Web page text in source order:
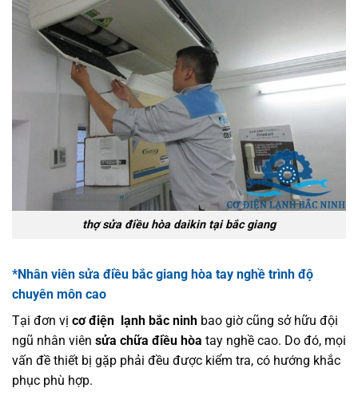
thợ sửa điều hòa daikin tại bắc giang
*Nhân viên sửa điều bắc giang hòa tay nghề trình độ
chuyên môn cao
Tại đơn vị cơ điện lạnh bắc ninh bao giờ cũng sở hữu đội
ngũ nhân viên sửa chữa điều hòa tay nghề cao. Do đó, mọi
vấn đề thiết bị gặp phải đều được kiểm tra, có hướng khắc
phục phù hợp.